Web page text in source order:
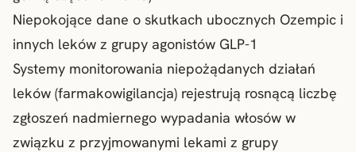
Niepokojące dane o skutkach ubocznych Ozempic i
innych leków z grupy agonistów GLP-1
Systemy monitorowania niepożądanych działań
leków (farmakowigilancja) rejestrują rosnącą liczbę
zgłoszeń nadmiernego wypadania włosów w
związku z przyjmowanymi lekami z grupy